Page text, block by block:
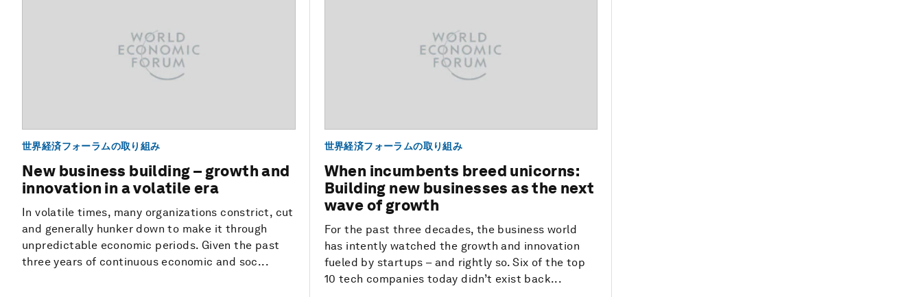
世界経済フォーラムの取り組み
New business building – growth and
innovation in a volatile era
In volatile times, many organizations constrict, cut
and generally hunker down to make it through
unpredictable economic periods. Given the past
three years of continuous economic and soc...
世界経済フォーラムの取り組み
When incumbents breed unicorns:
Building new businesses as the next
wave of growth
For the past three decades, the business world
has intently watched the growth and innovation
fueled by startups – and rightly so. Six of the top
10 tech companies today didn’t exist back...